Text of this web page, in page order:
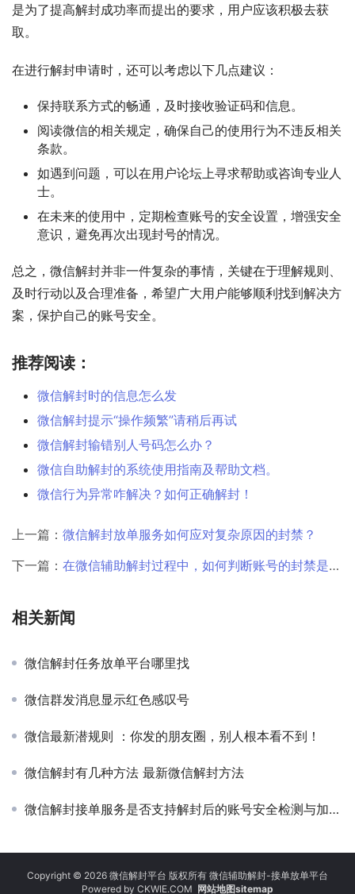
是为了提高解封成功率而提出的要求，用户应该积极去获
取。
在进行解封申请时，还可以考虑以下几点建议：
保持联系方式的畅通，及时接收验证码和信息。
阅读微信的相关规定，确保自己的使用行为不违反相关
条款。
如遇到问题，可以在用户论坛上寻求帮助或咨询专业人
士。
在未来的使用中，定期检查账号的安全设置，增强安全
意识，避免再次出现封号的情况。
总之，微信解封并非一件复杂的事情，关键在于理解规则、
及时行动以及合理准备，希望广大用户能够顺利找到解决方
案，保护自己的账号安全。
推荐阅读：
微信解封时的信息怎么发
微信解封提示“操作频繁”请稍后再试
微信解封输错别人号码怎么办？
微信自助解封的系统使用指南及帮助文档。
微信行为异常咋解决？如何正确解封！
上一篇： 微信解封放单服务如何应对复杂原因的封禁？
下一篇： 在微信辅助解封过程中，如何判断账号的封禁是否与敏感内容或话题有关？
相关新闻
微信解封任务放单平台哪里找
微信群发消息显示红色感叹号
微信最新潜规则 ：你发的朋友圈，别人根本看不到！
微信解封有几种方法 最新微信解封方法
微信解封接单服务是否支持解封后的账号安全检测与加固？
Copyright © 2026 微信解封平台 版权所有 微信辅助解封-接单放单平台
Powered by CKWIE.COM 网站地图sitemap